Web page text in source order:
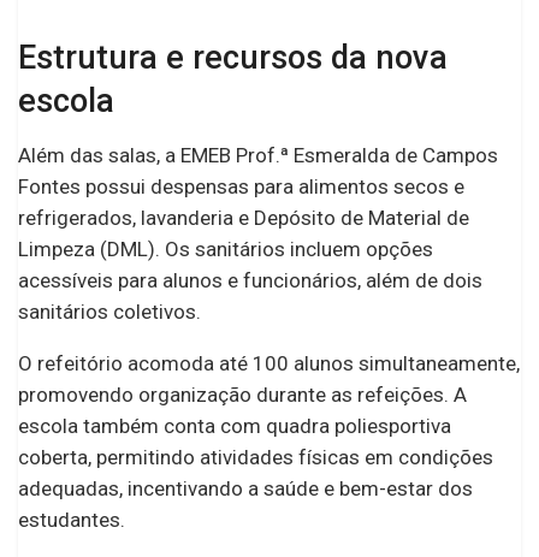
Estrutura e recursos da nova
escola
Além das salas, a EMEB Prof.ª Esmeralda de Campos
Fontes possui despensas para alimentos secos e
refrigerados, lavanderia e Depósito de Material de
Limpeza (DML). Os sanitários incluem opções
acessíveis para alunos e funcionários, além de dois
sanitários coletivos.
O refeitório acomoda até 100 alunos simultaneamente,
promovendo organização durante as refeições. A
escola também conta com quadra poliesportiva
coberta, permitindo atividades físicas em condições
adequadas, incentivando a saúde e bem-estar dos
estudantes.